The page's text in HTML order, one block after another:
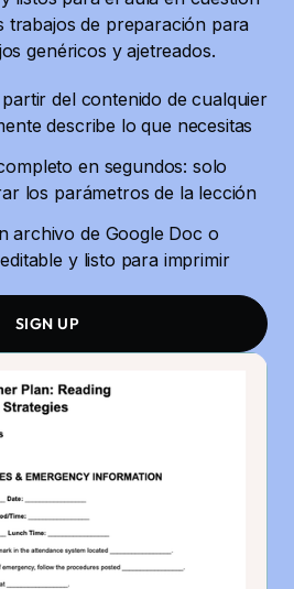
trabajos de preparación para
genéricos y ajetreados.
del contenido de cualquier
describe lo que necesitas
en segundos: solo
los parámetros de la lección
archivo de Google Doc o
y listo para imprimir
SIGN UP